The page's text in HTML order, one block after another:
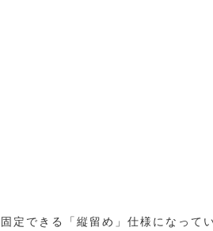
定できる「縦留め」仕様になって